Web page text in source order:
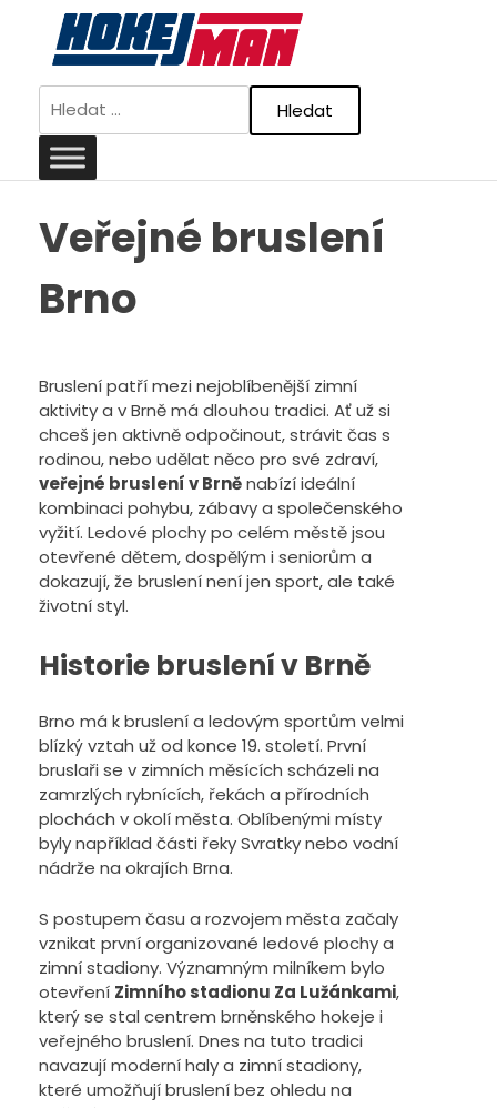
content
Vyhledávání
Veřejné bruslení
Brno
Bruslení patří mezi nejoblíbenější zimní
aktivity a v Brně má dlouhou tradici. Ať už si
chceš jen aktivně odpočinout, strávit čas s
rodinou, nebo udělat něco pro své zdraví,
veřejné bruslení v Brněnabízí ideální
kombinaci pohybu, zábavy a společenského
vyžití. Ledové plochy po celém městě jsou
otevřené dětem, dospělým i seniorům a
dokazují, že bruslení není jen sport, ale také
životní styl.
Historie bruslení v Brně
Brno má k bruslení a ledovým sportům velmi
blízký vztah už od konce 19. století. První
bruslaři se v zimních měsících scházeli na
zamrzlých rybnících, řekách a přírodních
plochách v okolí města. Oblíbenými místy
byly například části řeky Svratky nebo vodní
nádrže na okrajích Brna.
S postupem času a rozvojem města začaly
vznikat první organizované ledové plochy a
zimní stadiony. Významným milníkem bylo
otevření Zimního stadionu Za Lužánkami,
který se stal centrem brněnského hokeje i
veřejného bruslení. Dnes na tuto tradici
navazují moderní haly a zimní stadiony,
které umožňují bruslení bez ohledu na